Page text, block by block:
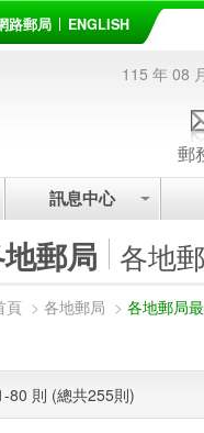
路郵局 ENGLISH
115 年 08
郵
訊息中心
郵局 各地
頁 > 各地郵局 > 各地郵局
80 則 (總共255則)